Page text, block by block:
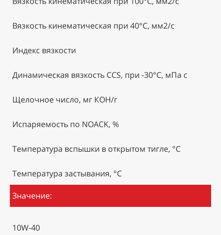
Вязкость кинематическая при 40°С, мм2/с
Индекс вязкости
Динамическая вязкость ССS, при -30°С, мПа с
Щелочное число, мг КОН/г
Испаряемость по NOACK, %
Температура вспышки в открытом тигле, °С
Температура застывания, °С
Значение:
10W-40